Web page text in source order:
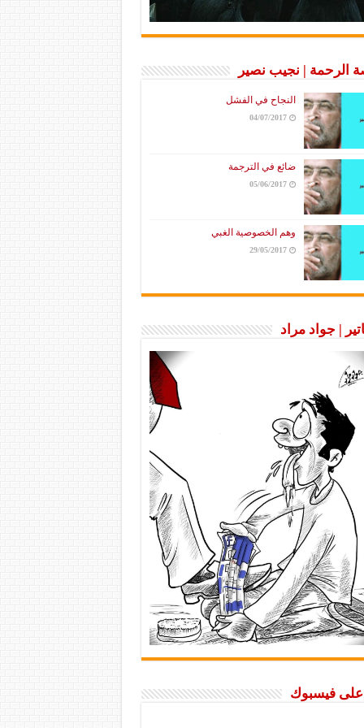
الرحمة | نجيب نصير
النجاح في الفشل
04/07/2017
ضائع في الترجمة
05/06/2017
وهم الخصوصية الغبي
29/05/2017
| جواد مراد
على فيسبوك